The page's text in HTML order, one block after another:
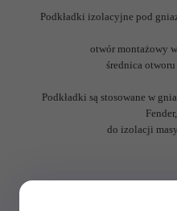
Podkładki izolacyjne pod
otwór montażowy
średnica
Podkładki są stosowane w
do izolacji